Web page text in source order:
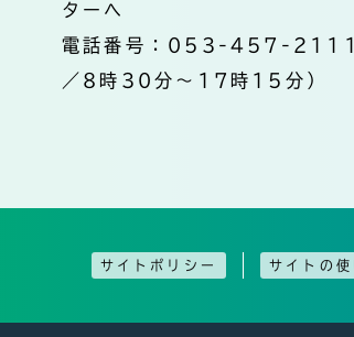
ターへ
電話番号：053-457-2111
／8時30分～17時15分）
サイトポリシー サイトの使